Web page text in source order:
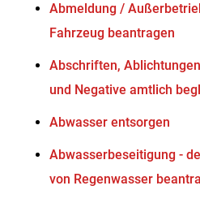
Abmeldung /
Fahrzeug beantragen
Abschriften,
und Negative amtlich
Abwasser entsorgen
Abwasserbeseitigung -
von Regenwasser